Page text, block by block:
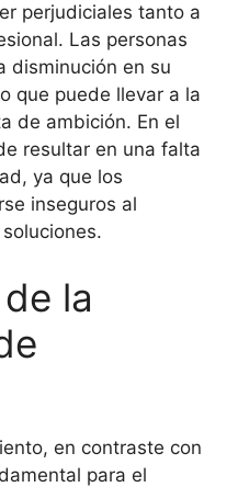
perjudiciales tanto a
Las personas
disminución en su
que puede llevar a la
de ambición. En el
resultar en una falta
ya que los
inseguros al
la
en contraste con
para el